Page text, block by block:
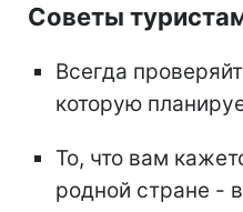
Советы
Всегда
которую
То, что вам
родной стране -